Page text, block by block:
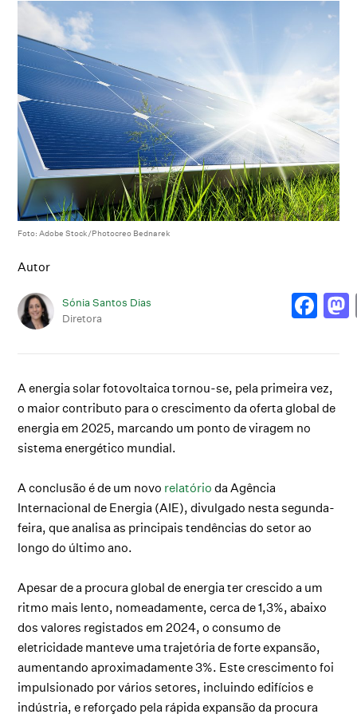
Foto: Adobe Stock/Photocreo Bednarek
Autor
Sónia Santos Dias
Diretora
A energia solar fotovoltaica tornou-se, pela primeira vez,
o maior contributo para o crescimento da oferta global de
energia em 2025, marcando um ponto de viragem no
sistema energético mundial.
A conclusão é de um novo relatório da Agência
Internacional de Energia (AIE), divulgado nesta segunda-
feira, que analisa as principais tendências do setor ao
longo do último ano.
Apesar de a procura global de energia ter crescido a um
ritmo mais lento, nomeadamente, cerca de 1,3%, abaixo
dos valores registados em 2024, o consumo de
eletricidade manteve uma trajetória de forte expansão,
aumentando aproximadamente 3%. Este crescimento foi
impulsionado por vários setores, incluindo edifícios e
indústria, e reforçado pela rápida expansão da procura